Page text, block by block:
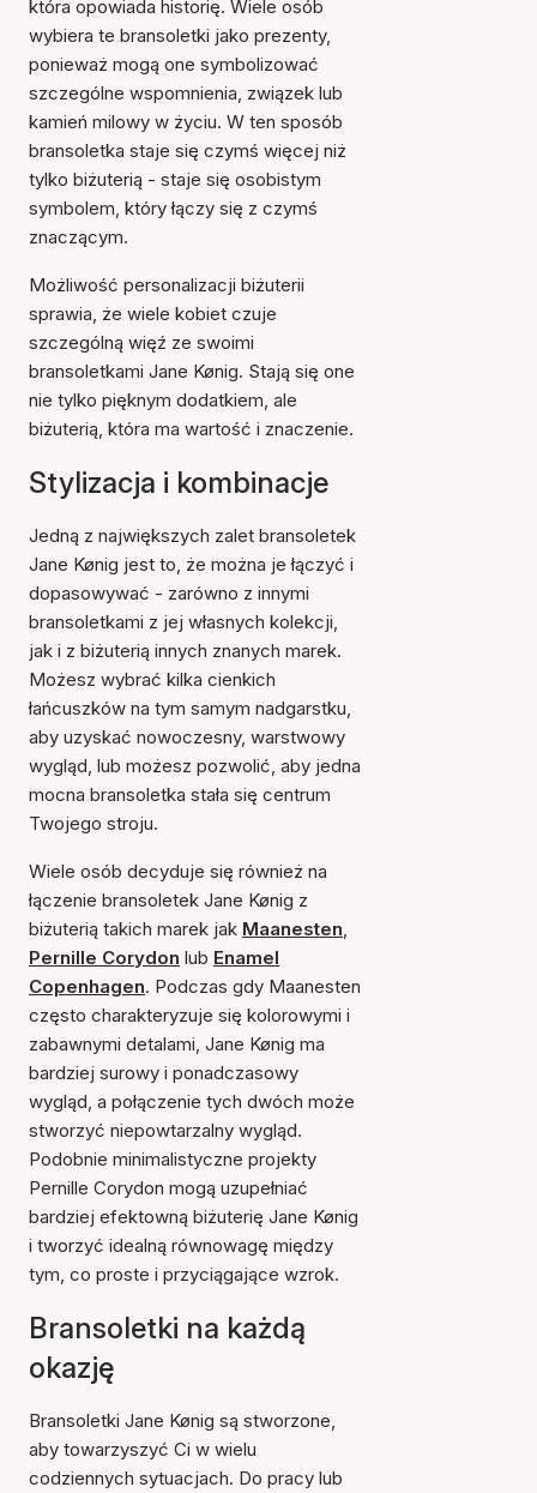
która opowiada historię. Wiele osób
wybiera te bransoletki jako prezenty,
ponieważ mogą one symbolizować
szczególne wspomnienia, związek lub
kamień milowy w życiu. W ten sposób
bransoletka staje się czymś więcej niż
tylko biżuterią - staje się osobistym
symbolem, który łączy się z czymś
znaczącym.
Możliwość personalizacji biżuterii
sprawia, że wiele kobiet czuje
szczególną więź ze swoimi
bransoletkami Jane Kønig. Stają się one
nie tylko pięknym dodatkiem, ale
biżuterią, która ma wartość i znaczenie.
Stylizacja i kombinacje
Jedną z największych zalet bransoletek
Jane Kønig jest to, że można je łączyć i
dopasowywać - zarówno z innymi
bransoletkami z jej własnych kolekcji,
jak i z biżuterią innych znanych marek.
Możesz wybrać kilka cienkich
łańcuszków na tym samym nadgarstku,
aby uzyskać nowoczesny, warstwowy
wygląd, lub możesz pozwolić, aby jedna
mocna bransoletka stała się centrum
Twojego stroju.
Wiele osób decyduje się również na
łączenie bransoletek Jane Kønig z
biżuterią takich marek jak Maanesten,
Pernille Corydon lub Enamel
Copenhagen. Podczas gdy Maanesten
często charakteryzuje się kolorowymi i
zabawnymi detalami, Jane Kønig ma
bardziej surowy i ponadczasowy
wygląd, a połączenie tych dwóch może
stworzyć niepowtarzalny wygląd.
Podobnie minimalistyczne projekty
Pernille Corydon mogą uzupełniać
bardziej efektowną biżuterię Jane Kønig
i tworzyć idealną równowagę między
tym, co proste i przyciągające wzrok.
Bransoletki na każdą
okazję
Bransoletki Jane Kønig są stworzone,
aby towarzyszyć Ci w wielu
codziennych sytuacjach. Do pracy lub